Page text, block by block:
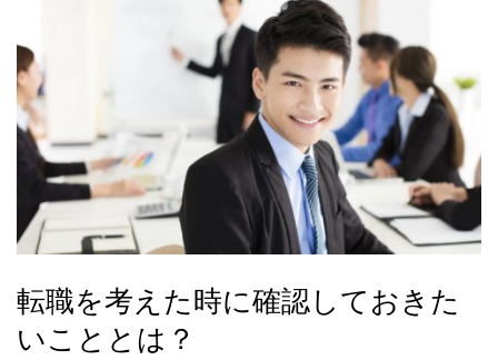
転職を考えた時に確認しておきた
いこととは？